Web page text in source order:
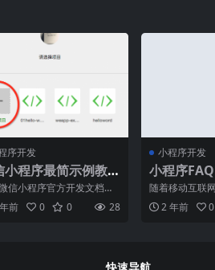
序开发
小程序最简示例教
信小程序官方开发文档，
篇看一遍，基本上就会
击文档中 工具 选项
前 0 0 28
小程序开发
小程序
小程序与
通？
随着移动互联
机的普及，小
中不可忽视的
2 年前 0